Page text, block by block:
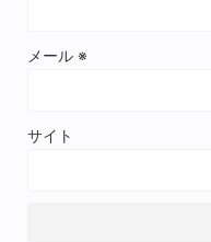
メール ※
サイト